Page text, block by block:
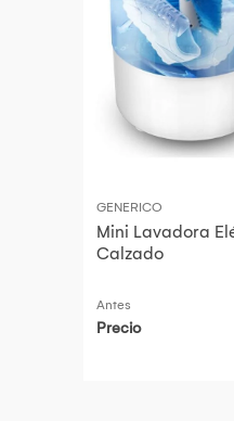
GENERICO
Mini Lavadora
Calzado
Antes
Precio